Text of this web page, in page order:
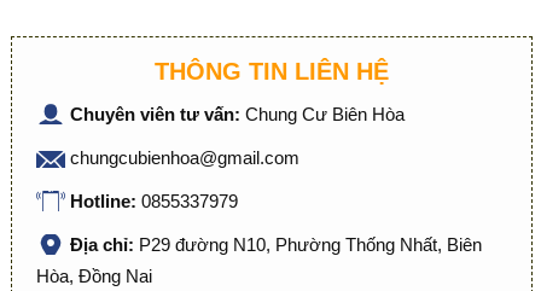
THÔNG TIN LIÊN HỆ
Chuyên viên tư vấn: Chung Cư Biên Hòa
chungcubienhoa@gmail.com
Hotline: 0855337979
Địa chỉ: P29 đường N10, Phường Thống Nhất, Biên
Hòa, Đồng Nai